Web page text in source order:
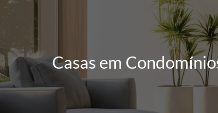
Casas em